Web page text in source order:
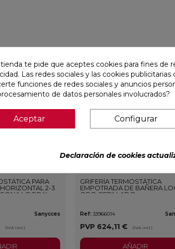
PARA
2-3
LOOP K
Sanycces
(IVA incl.)
favorite
GRIFERÍA TERMOSTÁTICA
EMPOTRADA DE BAÑERA
ORO CEPILLADO
Ref: 33966014
PVP 624,11 € (IVA incl.)
AÑADIR
te pide que aceptes cookies para fines de
Las redes sociales y las cookies
funciones de redes sociales y anuncios
de datos personales involucrados?
Aceptar Configurar
Declaración de cookies